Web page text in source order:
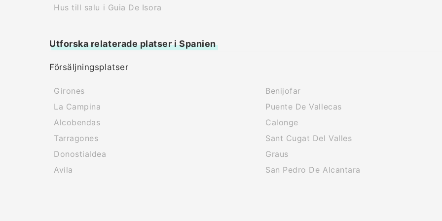
Hus till salu i Guia De Isora
Utforska relaterade platser i Spanien
Försäljningsplatser
Girones
La Campina
Alcobendas
Tarragones
Donostialdea
Avila
Benijofar
Puente De Vallecas
Calonge
Sant Cugat Del Valles
Graus
San Pedro De Alcantara